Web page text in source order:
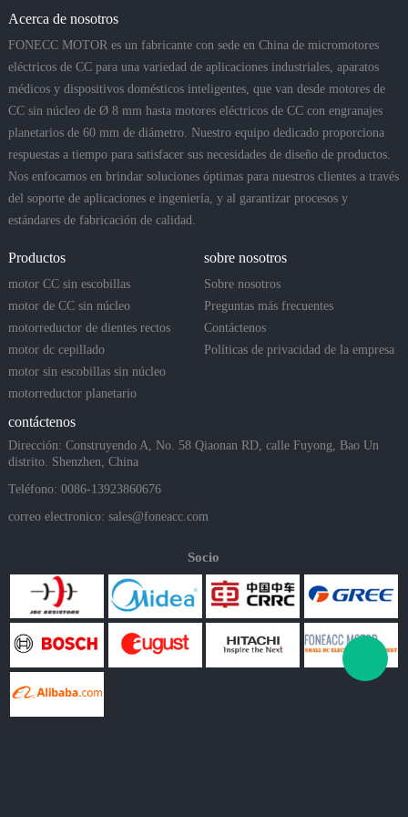
Acerca de nosotros
FONECC MOTOR es un fabricante con sede en China de micromotores
eléctricos de CC para una variedad de aplicaciones industriales, aparatos
médicos y dispositivos domésticos inteligentes, que van desde motores de
CC sin núcleo de Ø 8 mm hasta motores eléctricos de CC con engranajes
planetarios de 60 mm de diámetro. Nuestro equipo dedicado proporciona
respuestas a tiempo para satisfacer sus necesidades de diseño de productos.
Nos enfocamos en brindar soluciones óptimas para nuestros clientes a través
del soporte de aplicaciones e ingeniería, y al garantizar procesos y
estándares de fabricación de calidad.
Productos
motor CC sin escobillas
motor de CC sin núcleo
motorreductor de dientes rectos
motor dc cepillado
motor sin escobillas sin núcleo
motorreductor planetario
sobre nosotros
Sobre nosotros
Preguntas más frecuentes
Contáctenos
Políticas de privacidad de la empresa
contáctenos
Dirección: Construyendo A, No. 58 Qiaonan RD, calle Fuyong, Bao Un
distrito. Shenzhen, China
Teléfono: 0086-13923860676
correo electronico: sales@foneacc.com
Socio